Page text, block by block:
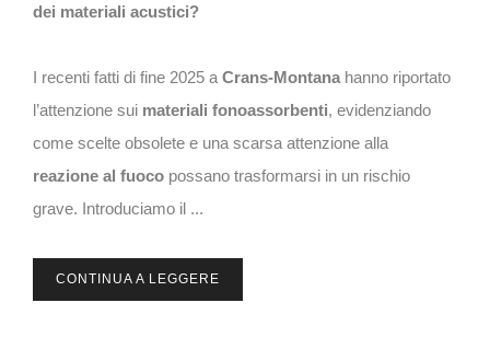
dei materiali acustici?
I recenti fatti di fine 2025 a Crans-Montana hanno riportato
l’attenzione sui materiali fonoassorbenti, evidenziando
come scelte obsolete e una scarsa attenzione alla
reazione al fuoco possano trasformarsi in un rischio
grave. Introduciamo il ...
CONTINUA A LEGGERE